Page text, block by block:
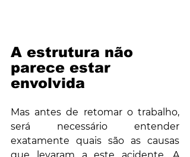
A estrutura não
parece estar
envolvida
Mas antes de retomar o trabalho,
será necessário entender
exatamente quais são as causas